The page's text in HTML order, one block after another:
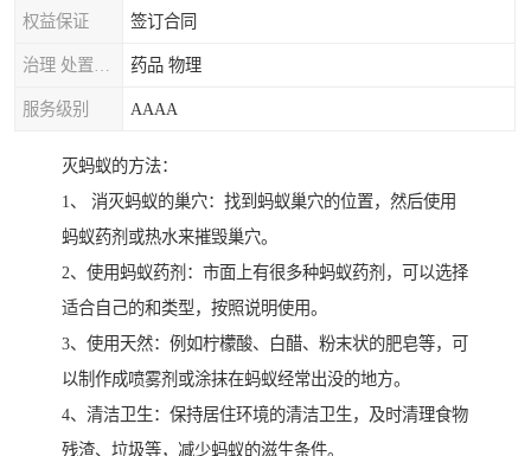
权益保证 签订合同
药品 物理
服务级别 AAAA
灭蚂蚁的方法：
1、 消灭蚂蚁的巢穴：找到蚂蚁巢穴的位置，然后使用
蚂蚁药剂或热水来摧毁巢穴。
2、使用蚂蚁药剂：市面上有很多种蚂蚁药剂，可以选择
适合自己的和类型，按照说明使用。
3、使用天然：例如柠檬酸、白醋、粉末状的肥皂等，可
以制作成喷雾剂或涂抹在蚂蚁经常出没的地方。
4、清洁卫生：保持居住环境的清洁卫生，及时清理食物
残渣、垃圾等，减少蚂蚁的滋生条件。